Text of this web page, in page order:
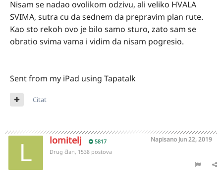
Nisam se nadao ovolikom odzivu, ali veliko HVALA
SVIMA, sutra cu da sednem da prepravim plan rute.
Kao sto rekoh ovo je bilo samo sturo, zato sam se
obratio svima vama i vidim da nisam pogresio.
Sent from my iPad using Tapatalk
Citat
lomitelj 5817 Napisano Jun 22, 2019
Drug član, 1538 postova